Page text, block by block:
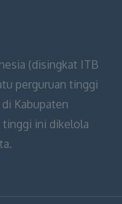
(disingkat ITB
perguruan tinggi
Kabupaten
tinggi ini dikelola